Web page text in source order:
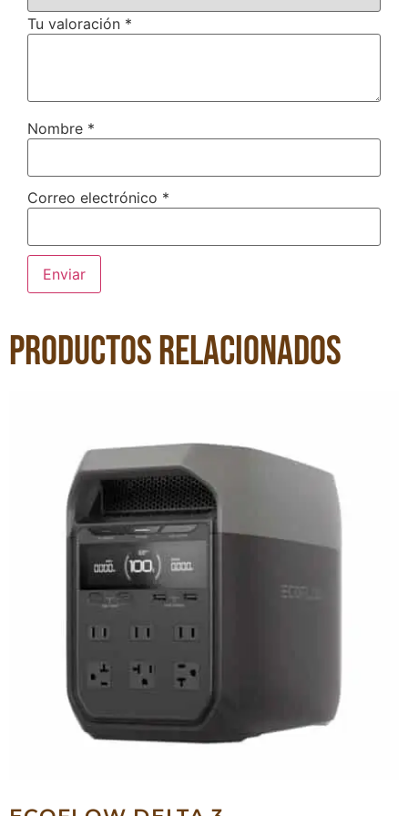
Tu valoración *
Nombre *
Correo electrónico *
Productos relacionados